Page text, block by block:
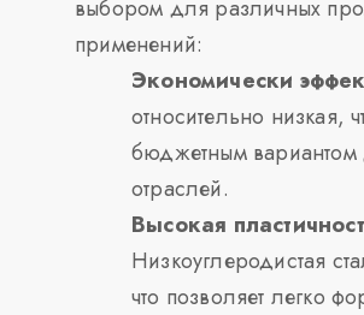
выбором для различных
применений:
Экономически
относительно низкая,
бюджетным вариантом
отраслей.
Высокая
Низкоуглеродистая
что позволяет легко